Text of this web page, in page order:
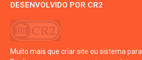
DESENVOLVIDO POR CR2
Muito mais que criar site ou sistema